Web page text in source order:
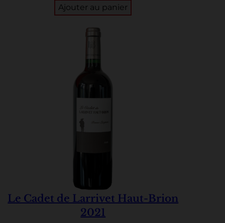
Ajouter au panier
Le Cadet de Larrivet Haut-Brion
2021